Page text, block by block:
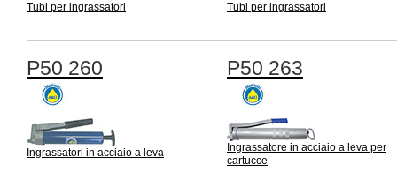
Tubi per ingrassatori Tubi per ingrassatori
P50 260
Ingrassatori in acciaio a leva
P50 263
Ingrassatore in acciaio a leva per
cartucce